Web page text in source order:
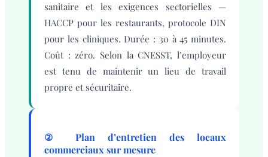
sanitaire et les exigences sectorielles —
HACCP pour les restaurants, protocole DIN
pour les cliniques. Durée : 30 à 45 minutes.
Coût : zéro. Selon la CNESST, l’employeur
est tenu de maintenir un lieu de travail
propre et sécuritaire.
② Plan d’entretien des locaux
commerciaux sur mesure